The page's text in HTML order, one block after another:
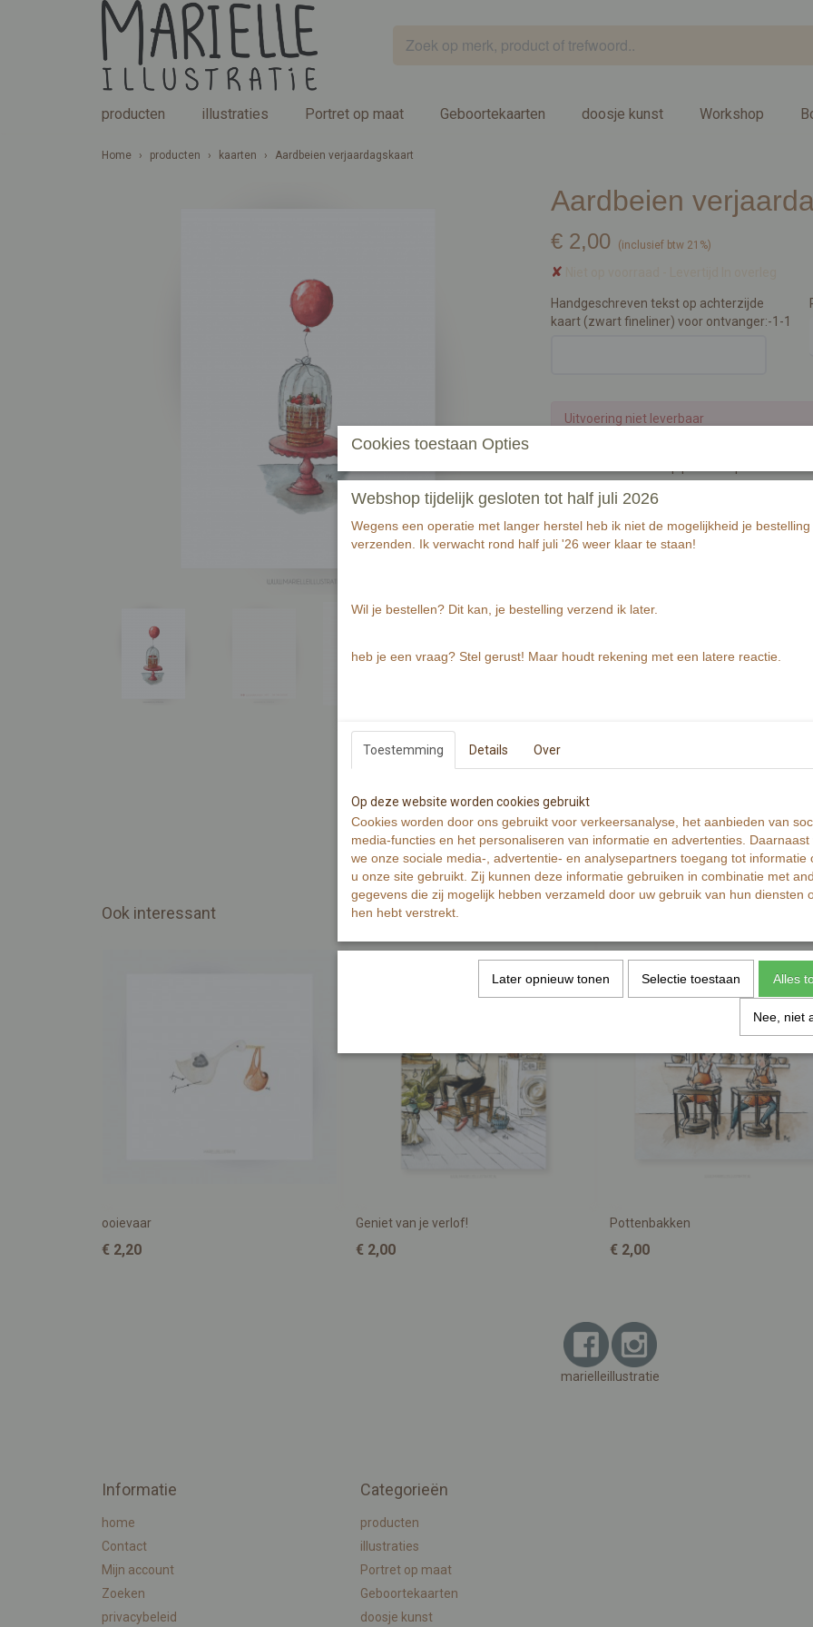
producten illustraties Portret op maat Geboortekaarten doosje kunst Workshop
Home › producten › kaarten › Aardbeien verjaardagskaart
Aardbeien
€ 2,00 (inclusief btw 21%)
✘
Handgeschreven tekst op achterzijde
kaart (zwart fineliner) voor ontvanger:-1-1
Uitvoering niet leverbaar
Een aardbeientaart op plateau op een
structuur.
Wenskaart bevat rechte hoeken. Op de
De Illustratie is gemaakt met aquarelverf en
Specificaties
Productcode
Reacties
Ook interessant
ooievaar
€ 2,20
Geniet van je verlof!
€ 2,00
Pottenbakken
€ 2,00
marielleillustratie
Informatie
home
Contact
Mijn account
Zoeken
privacybeleid
Categorieën
producten
illustraties
Portret op maat
Geboortekaarten
doosje kunst
Cookies toestaan Opties
Webshop tijdelijk gesloten tot half juli 2026
Wegens een operatie met langer herstel heb ik niet de mogelijkheid je
verzenden. Ik verwacht rond half juli '26 weer klaar te staan!
Wil je bestellen? Dit kan, je bestelling verzend ik later.
heb je een vraag? Stel gerust! Maar houdt rekening met een latere reactie.
Toestemming Details Over
Op deze website worden cookies gebruikt
Cookies worden door ons gebruikt voor verkeersanalyse, het aanbieden van
media-functies en het personaliseren van informatie en advertenties. Daarnaast
we onze sociale media-, advertentie- en analysepartners toegang tot informatie
u onze site gebruikt. Zij kunnen deze informatie gebruiken in combinatie met
gegevens die zij mogelijk hebben verzameld door uw gebruik van hun diensten
hen hebt verstrekt.
Later opnieuw tonen Selectie toestaan Alles
Nee, niet